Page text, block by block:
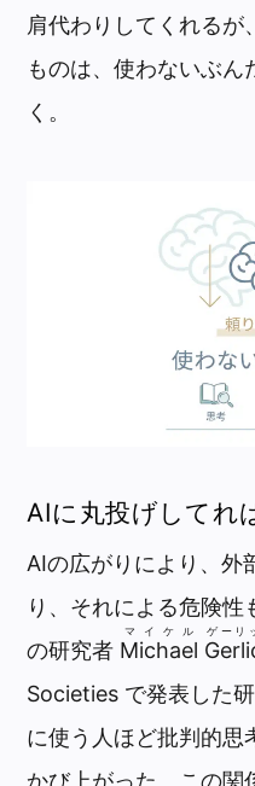
肩代わりしてくれるが
ものは、使わないぶん
く。
AIに丸投げしてれ
AIの広がりにより、外
り、それによる危険性
の研究者 Michael
マイケル ゲーリ
Societies で発表した
に使う人ほど批判的思
かび上がった。この関